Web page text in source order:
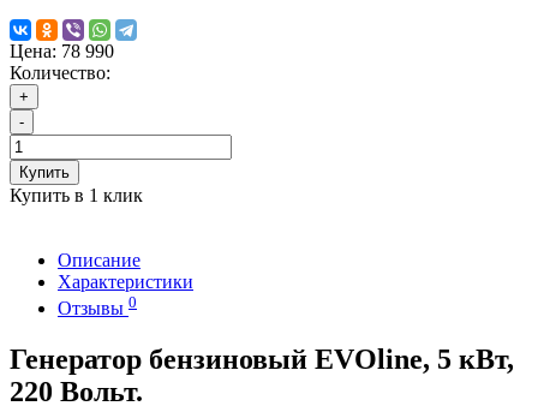
Цена: 78 990
Количество:
+
-
Купить
Купить в 1 клик
Описание
Характеристики
Отзывы 0
Генератор бензиновый EVOline, 5 кВт,
220 Вольт.